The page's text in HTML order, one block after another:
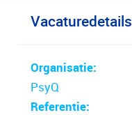
Vacaturedetails
Organisatie:
PsyQ
Referentie: